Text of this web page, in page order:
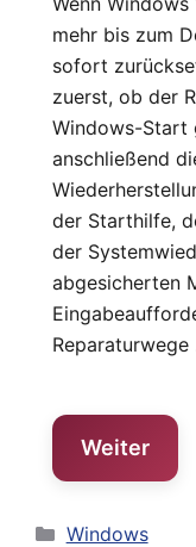
mehr bis zum
sofort
zuerst, ob der
Windows-Start
anschließend
der Starthilfe,
der
abgesicherten
Weiter
Kategorien
Windows